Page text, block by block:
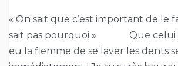
« On sait que c’est important de le
sait pas pourquoi » Que celui
eu la flemme de se laver les dents